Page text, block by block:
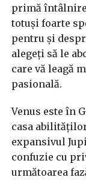
primă întâlnire
totuși foarte
pentru și
alegeți să le
care vă leagă
pasională.
Venus este în
casa
expansivul
confuzie cu
următoarea